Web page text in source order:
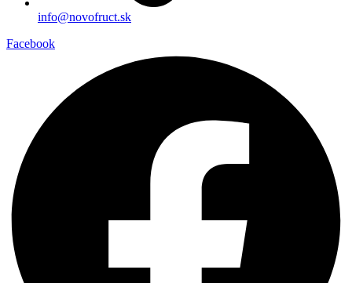
info@novofruct.sk
Facebook